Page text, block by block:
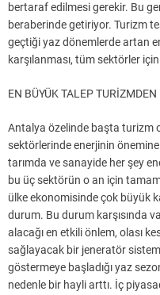
bertaraf edilmesi gerekir. Bu
beraberinde getiriyor. Turizm
geçtiği yaz dönemlerde artan
karşılanması, tüm sektörler
EN BÜYÜK TALEP TURİZMDEN
Antalya özelinde başta turizm
sektörlerinde enerjinin
tarımda ve sanayide her şey
bu üç sektörün o an için
ülke ekonomisinde çok büyük
durum. Bu durum karşısında
alacağı en etkili önlem, olası
sağlayacak bir jeneratör
göstermeye başladığı yaz
nedenle bir hayli arttı. İç